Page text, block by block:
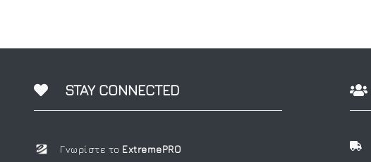
1
Jigging 1
STAY CONNECTED
Γνωρίστε το ExtremePRO